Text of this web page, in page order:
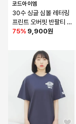
코드아이엠
30수 싱글 심볼 레터링
프린트 오버핏 반팔티
네이비
75% 9,900원